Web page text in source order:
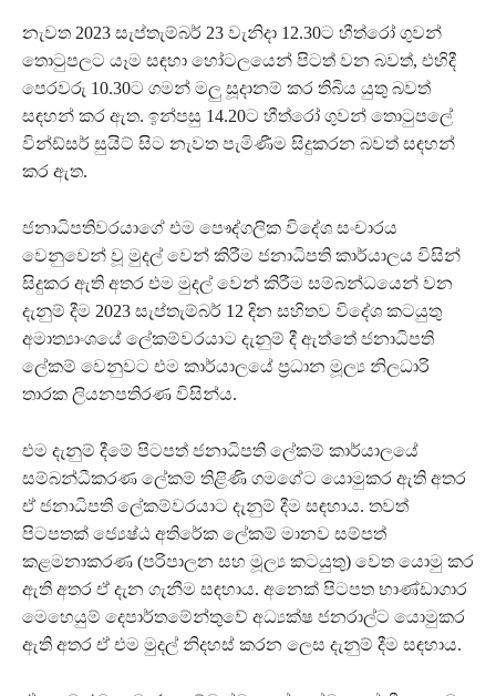
නැවත 2023 සැප්තැම්බර් 23 වැනිදා 12.30ට හීත්රෝ ගුවන්
තොටුපලට යෑම සඳහා හෝටලයෙන් පිටත් වන බවත්, එහිදී
පෙරවරු 10.30ට ගමන් මලු සූදානම් කර තිබිය යුතු බවත්
සඳහන් කර ඇත. ඉන්පසු 14.20ට හීත්රෝ ගුවන් තොටුපලේ
වින්ඩ්සර් සුයිට් සිට නැවත පැමිණීම සිදුකරන බවත් සඳහන්
කර ඇත.
ජනාධිපතිවරයාගේ එම පෞද්ගලික විදේශ සංචාරය
වෙනුවෙන් වූ මුදල් වෙන් කිරීම ජනාධිපති කාර්යාලය විසින්
සිදුකර ඇති අතර එම මුදල් වෙන් කිරීම සම්බන්ධයෙන් වන
දැනුම් දීම 2023 සැප්තැම්බර් 12 දින සහිතව විදේශ කටයුතු
අමාත්‍යාංශයේ ලේකම්වරයාට දැනුම් දී ඇත්තේ ජනාධිපති
ලේකම් වෙනුවට එම කාර්යාලයේ ප්‍රධාන මූල්‍ය නිලධාරි
තාරක ලියනපතිරණ විසින්ය.
එම දැනුම් දීමේ පිටපත් ජනාධිපති ලේකම් කාර්යාලයේ
සම්බන්ධීකරණ ලේකම් තිළිණි ගමගේට යොමුකර ඇති අතර
ඒ ජනාධිපති ලේකම්වරයාට දැනුම් දීම සඳහාය. තවත්
පිටපතක් ජ්‍යෙෂ්ඨ අතිරේක ලේකම් මානව සම්පත්
කළමනාකරණ (පරිපාලන සහ මූල්‍ය කටයුතු) වෙත යොමු කර
ඇති අතර ඒ දැන ගැනීම සඳහාය. අනෙක් පිටපත භාණ්ඩාගාර
මෙහෙයුම් දෙපාර්තමේන්තුවේ අධ්‍යක්ෂ ජනරාල්ට යොමුකර
ඇති අතර ඒ එම මුදල් නිදහස් කරන ලෙස දැනුම් දීම සඳහාය.